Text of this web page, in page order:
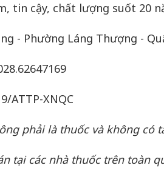
tin cậy, chất lượng suốt 20
- Phường Láng Thượng -
ATTP-XNQC
phải là thuốc và không có
tại các nhà thuốc trên toàn